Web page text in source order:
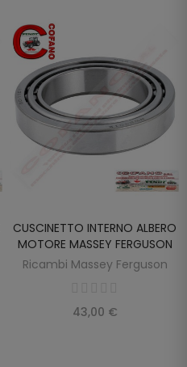
AGGIUNGI AL CARRELLO
CUSCINETTO INTERNO ALBERO
MOTORE MASSEY FERGUSON
Ricambi Massey Ferguson
43,00 €